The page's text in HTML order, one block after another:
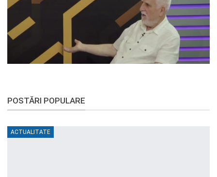
POSTĂRI POPULARE
ACTUALITATE